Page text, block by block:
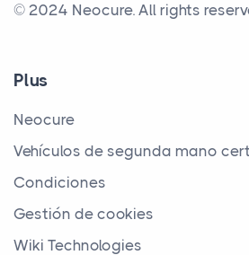
© 2024 Neocure. All rights
Plus
Neocure
Vehículos de segunda mano
Condiciones
Gestión de cookies
Wiki Technologies